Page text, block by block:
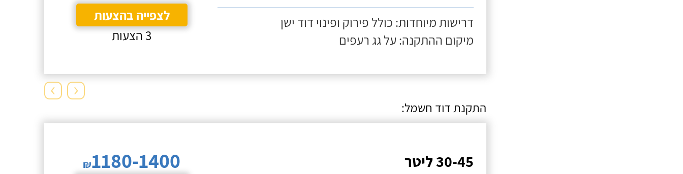
דרישות מיוחדות: כולל פירוק ופינוי דוד ישן
מיקום ההתקנה: על גג רעפים
לצפייה בהצעות
3 הצעות
› ‹
התקנת דוד חשמל:
30-45 ליטר ₪1180-1400